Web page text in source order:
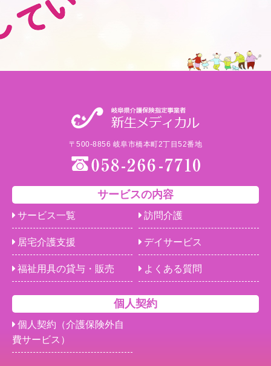
〒500-8856 岐阜市橋本町2丁目52番地
サービスの内容
サービス一覧 訪問介護
居宅介護支援 デイサービス
福祉用具の貸与・販売 よくある質問
個人契約
個人契約（介護保険外自
費サービス）